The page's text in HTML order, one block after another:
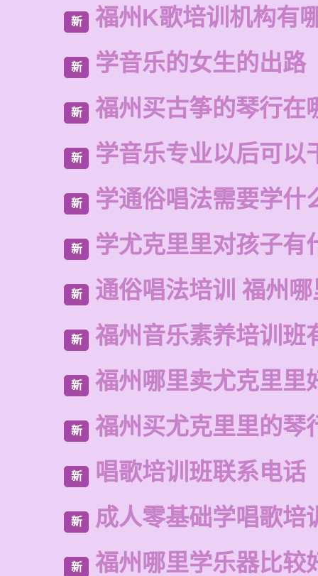
新 福州K歌培训机构有
新 学音乐的女生的出路
新 福州买古筝的琴行在
新 学音乐专业以后可以
新 学通俗唱法需要学什
新 学尤克里里对孩子有
新 通俗唱法培训 福州
新 福州音乐素养培训班
新 福州哪里卖尤克里里
新 福州买尤克里里的琴
新 唱歌培训班联系电话
新 成人零基础学唱歌培
新 福州哪里学乐器比较